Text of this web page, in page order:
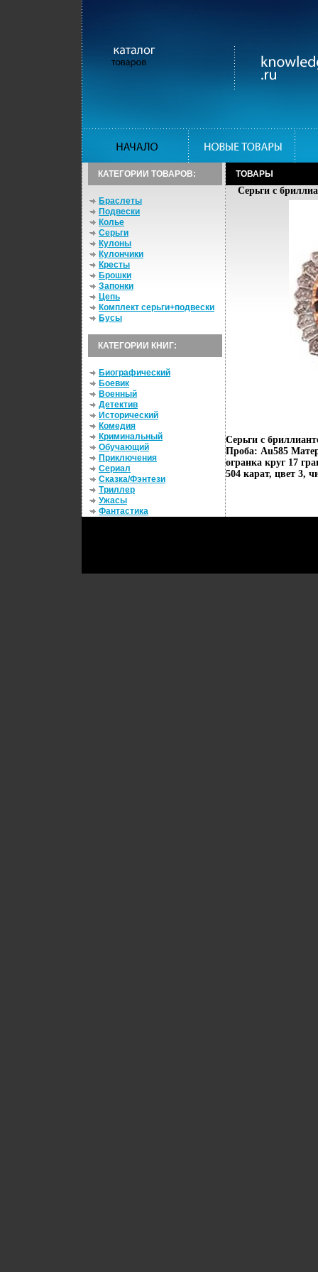
КАТЕГОРИИ ТОВАРОВ:
Браслеты
Подвески
Колье
Серьги
Кулоны
Кулончики
Кресты
Брошки
Запонки
Цепь
Комплект серьги+подвески
Бусы
КАТЕГОРИИ КНИГ:
Биографический
Боевик
Военный
Детектив
Исторический
Комедия
Криминальный
Обучающий
Приключения
Сериал
Сказка/Фэнтези
Триллер
Ужасы
Фантастика
ТОВАРЫ
Серьги с
Серьги с
Проба: Au585
огранка круг 17
504 карат, цвет 3,